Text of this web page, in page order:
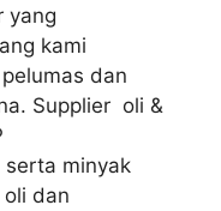
yang
kami
dan
Supplier oli &
serta minyak
oli dan